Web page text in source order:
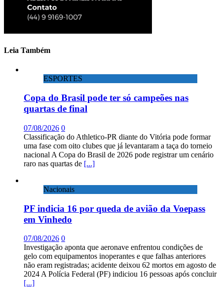
Leia Também
ESPORTES
Copa do Brasil pode ter só campeões nas
quartas de final
07/08/2026 0
Classificação do Athletico-PR diante do Vitória pode formar
uma fase com oito clubes que já levantaram a taça do torneio
nacional A Copa do Brasil de 2026 pode registrar um cenário
raro nas quartas de [...]
Nacionais
PF indicia 16 por queda de avião da Voepass
em Vinhedo
07/08/2026 0
Investigação aponta que aeronave enfrentou condições de
gelo com equipamentos inoperantes e que falhas anteriores
não eram registradas; acidente deixou 62 mortos em agosto de
2024 A Polícia Federal (PF) indiciou 16 pessoas após concluir
[...]